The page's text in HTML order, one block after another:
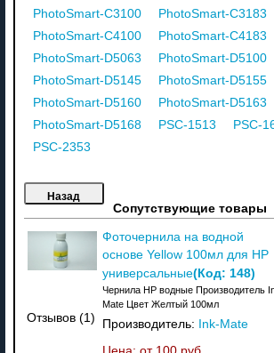
PhotoSmart-C3100
PhotoSmart-C3183
PhotoSmart-C4100
PhotoSmart-C4183
PhotoSmart-D5063
PhotoSmart-D5100
PhotoSmart-D5145
PhotoSmart-D5155
PhotoSmart-D5160
PhotoSmart-D5163
PhotoSmart-D5168
PSC-1513 PSC-
PSC-2353
Сопутствующие товары
Отзывов (1)
Фоточернила на водной
основе Yellow 100мл для HP
универсальные(Код: 148)
Чернила HP водные Производитель
Mate Цвет Желтый 100мл
Производитель:
Ink-Mate